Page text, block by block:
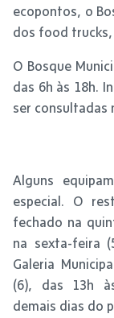
ecopontos, o
dos food trucks,
O Bosque
das 6h às 18h.
ser consultadas
Alguns
especial. O
fechado na
na sexta-feira
Galeria
(6), das 13h
demais dias do